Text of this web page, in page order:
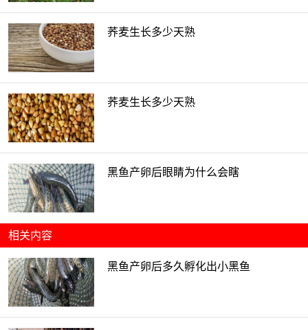
荞麦生长多少天熟
荞麦生长多少天熟
黑鱼产卵后眼睛为什么会瞎
相关内容
黑鱼产卵后多久孵化出小黑鱼